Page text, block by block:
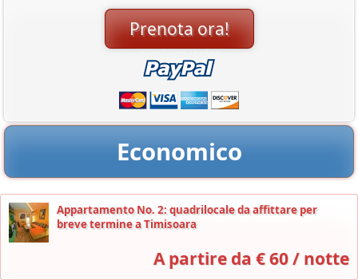
Prenota ora!
Economico
Appartamento No. 2: quadrilocale da affittare per
breve termine a Timisoara
A partire da € 60 / notte